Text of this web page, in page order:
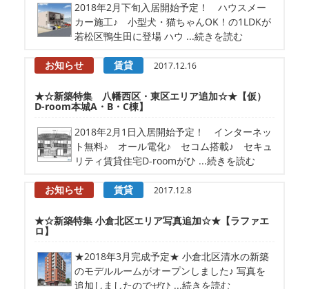
2018年2月下旬入居開始予定！ ハウスメー
カー施工♪ 小型犬・猫ちゃんOK！の1LDKが
若松区鴨生田に登場 ハウ ...続きを読む
お知らせ 賃貸 2017.12.16
★☆新築特集 八幡西区・東区エリア追加☆★【仮）
D-room本城A・B・C棟】
2018年2月1日入居開始予定！ インターネッ
ト無料♪ オール電化♪ セコム搭載♪ セキュ
リティ賃貸住宅D-roomがひ ...続きを読む
お知らせ 賃貸 2017.12.8
★☆新築特集 小倉北区エリア写真追加☆★【ラファエ
ロ】
★2018年3月完成予定★ 小倉北区清水の新築
のモデルルームがオープンしました♪ 写真を
追加しましたのでぜひ ...続きを読む